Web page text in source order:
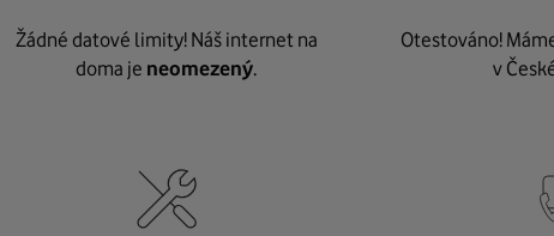
Žádné datové limity! Náš internet na
doma je neomezený.
Otestováno!
v